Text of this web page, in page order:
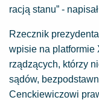
racją stanu” -
Rzecznik
wpisie na platformie
rządzących, którzy
sądów,
Cenckiewiczowi